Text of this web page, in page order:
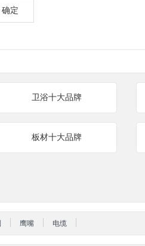
确定
卫浴十大品牌
板材十大品牌
鹰嘴 电缆